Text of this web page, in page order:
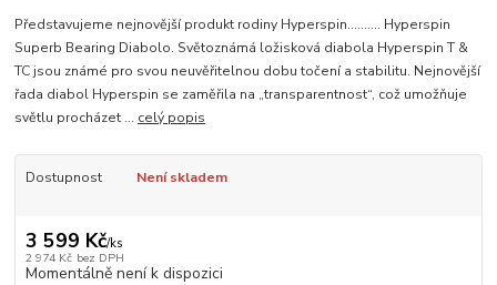
Představujeme nejnovější produkt rodiny Hyperspin.......... Hyperspin
Superb Bearing Diabolo. Světoznámá ložisková diabola Hyperspin T &
TC jsou známé pro svou neuvěřitelnou dobu točení a stabilitu. Nejnovější
řada diabol Hyperspin se zaměřila na „transparentnost“, což umožňuje
světlu procházet ... celý popis
Dostupnost Není skladem
3 599 Kč/ks
2 974 Kč bez DPH
Momentálně není k dispozici